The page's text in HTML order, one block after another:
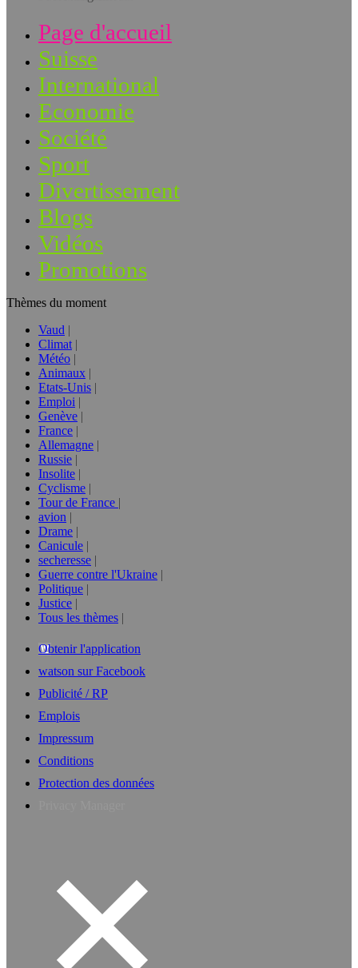
Page d'accueil
Suisse
International
Economie
Société
Sport
Divertissement
Blogs
Vidéos
Promotions
Thèmes du moment
Vaud
Climat
Météo
Animaux
Etats-Unis
Emploi
Genève
France
Allemagne
Russie
Insolite
Cyclisme
Tour de France
avion
Drame
Canicule
secheresse
Guerre contre l'Ukraine
Politique
Justice
Tous les thèmes
Obtenir l'application
watson sur Facebook
Publicité / RP
Emplois
Impressum
Conditions
Protection des données